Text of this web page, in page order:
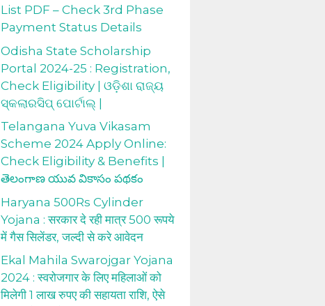
List PDF – Check 3rd Phase
Payment Status Details
Odisha State Scholarship
Portal 2024-25 : Registration,
Check Eligibility | ଓଡ଼ିଶା ରାଜ୍ୟ
ସ୍କଲାରସିପ୍ ପୋର୍ଟାଲ୍ |
Telangana Yuva Vikasam
Scheme 2024 Apply Online:
Check Eligibility & Benefits |
తెలంగాణ యువ వికాసం పథకం
Haryana 500Rs Cylinder
Yojana : सरकार दे रही मात्र 500 रूपये
में गैस सिलेंडर, जल्दी से करे आवेदन
Ekal Mahila Swarojgar Yojana
2024 : स्वरोजगार के लिए महिलाओं को
मिलेगी 1 लाख रुपए की सहायता राशि, ऐसे